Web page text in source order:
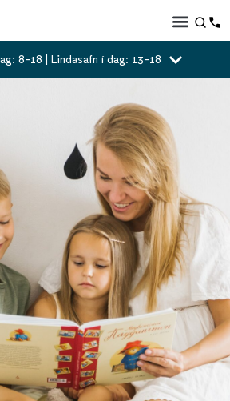
8-18 | Lindasafn í dag: 13-18